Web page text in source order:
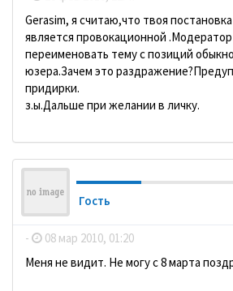
Gerasim, я считаю,что твоя
является провокационной
переименовать тему с позиций
юзера.Зачем это
придирки.
з.ы.Дальше при желании в личку.
Гость
- 08 мар 2010, 01:20
Меня не видит. Не могу с 8 марта